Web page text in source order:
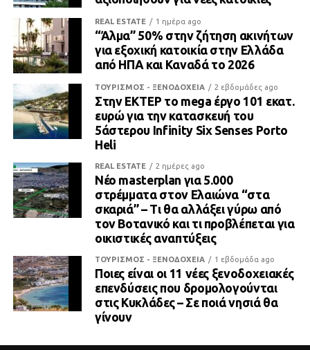
REAL ESTATE 1 ημέρα ago
“Άλμα” 50% στην ζήτηση ακινήτων
για εξοχική κατοικία στην Ελλάδα
από ΗΠΑ και Καναδά το 2026
ΤΟΥΡΙΣΜΟΣ - ΞΕΝΟΔΟΧΕΙΑ 2 εβδομάδες ago
Στην ΕΚΤΕΡ το mega έργο 101 εκατ.
ευρώ για την κατασκευή του
5άστερου Infinity Six Senses Porto
Heli
REAL ESTATE 2 ημέρες ago
Νέο masterplan για 5.000
στρέμματα στον Ελαιώνα “στα
σκαριά” – Τι θα αλλάξει γύρω από
τον Βοτανικό και τι προβλέπεται για
οικιστικές αναπτύξεις
ΤΟΥΡΙΣΜΟΣ - ΞΕΝΟΔΟΧΕΙΑ 1 εβδομάδα ago
Ποιες είναι οι 11 νέες ξενοδοχειακές
επενδύσεις που δρομολογούνται
στις Κυκλάδες – Σε ποιά νησιά θα
γίνουν